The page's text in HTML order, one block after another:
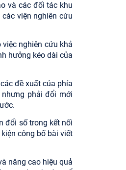
và các đối tác khu
viện nghiên cứu
nghiên cứu khả
hưởng kéo dài của
đề xuất của phía
phải đổi mới
đổi số trong kết nối
công bố bài viết
nâng cao hiệu quả